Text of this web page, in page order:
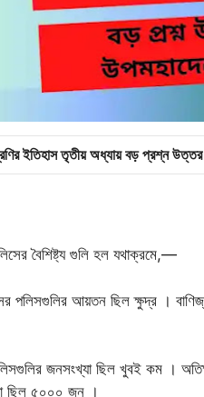
ইতিহাস তৃতীয় অধ্যায় বড়
বৈশিষ্ট্য গুলি হল যথাক্রমে,—
পলিসগুলির আয়তন ছিল ক্ষুদ্র ।
জনসংখ্যা ছিল খুবই কম ।
ছিল ৫০০০ জন ।